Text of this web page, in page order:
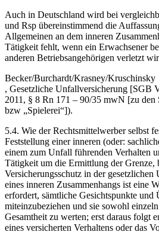
Auch in Deutschland wird bei
und Rsp übereinstimmend die
Allgemeinen an dem inneren
Tätigkeit fehlt, wenn ein Erwachsener
anderen Betriebsangehörigen verletzt
Becker/Burchardt/Krasney/Kruschinsky
, Gesetzliche Unfallversicherung [SGB
2011, § 8 Rn 171 – 90/35 mwN [zu den
bzw „Spielerei“]).
5.4. Wie der Rechtsmittelwerber selbst
Feststellung einer inneren (oder:
einem zum Unfall führenden Verhalten
Tätigkeit um die Ermittlung der Grenze,
Versicherungsschutz in der
eines inneren Zusammenhangs ist eine
erfordert, sämtliche Gesichtspunkte und
miteinzubeziehen und sie sowohl
Gesamtheit zu werten; erst daraus folgt
eines versicherten Verhaltens oder das